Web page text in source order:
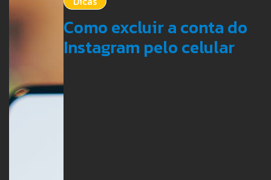
Como excluir a conta do
Instagram pelo celular